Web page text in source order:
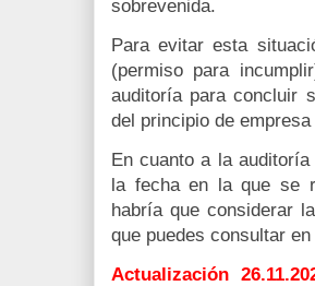
sobrevenida.
Para evitar esta
(permiso para
auditoría para concluir
del principio de
En cuanto a la
la fecha en la que se
habría que considerar
que puedes consultar
Actualización